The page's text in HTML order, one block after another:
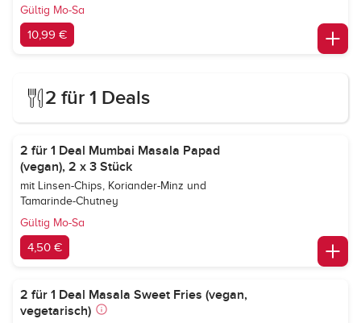
Gültig Mo-Sa
10,99 €
2 für 1 Deals
2 für 1 Deal Mumbai Masala Papad
(vegan), 2 x 3 Stück
mit Linsen-Chips, Koriander-Minz und
Tamarinde-Chutney
Gültig Mo-Sa
4,50 €
2 für 1 Deal Masala Sweet Fries (vegan,
vegetarisch)